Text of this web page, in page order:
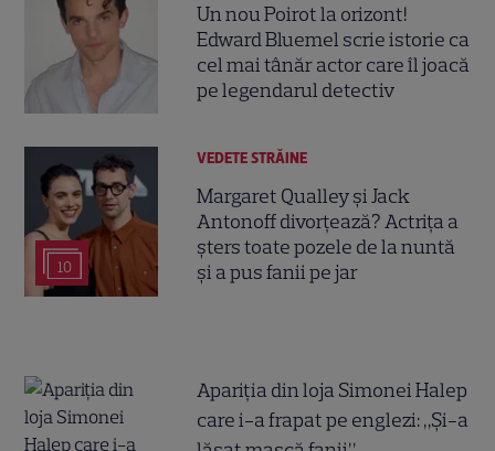
Un nou Poirot la orizont!
Edward Bluemel scrie istorie ca
cel mai tânăr actor care îl joacă
pe legendarul detectiv
10
VEDETE STRĂINE
Margaret Qualley și Jack
Antonoff divorțează? Actrița a
șters toate pozele de la nuntă
și a pus fanii pe jar
Apariția din loja Simonei Halep
care i-a frapat pe englezi: „Și-a